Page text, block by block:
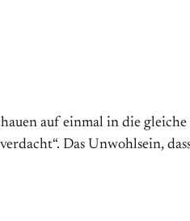
auf einmal in die
Das Un­wohl­sein,